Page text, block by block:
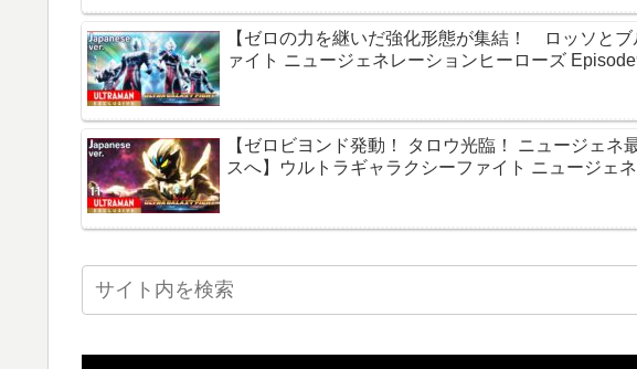
【ゼロの力を継いだ強化形態が集結！ ロッソと
ァイト ニュージェネレーションヒーローズ
【ゼロビヨンド発動！ タロウ光臨！ ニュージェ
スへ】ウルトラギャラクシーファイト ニュージェ